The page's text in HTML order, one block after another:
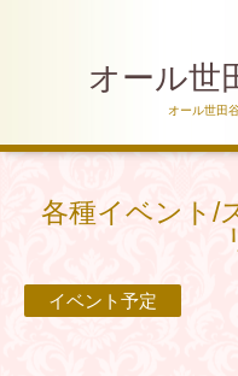
オール世
オール世田
各種イベント/
イベント予定